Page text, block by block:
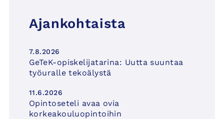
Ajankohtaista
7.8.2026
GeTeK-opiskelijatarina: Uutta suuntaa
työuralle tekoälystä
11.6.2026
Opintoseteli avaa ovia
korkeakouluopintoihin